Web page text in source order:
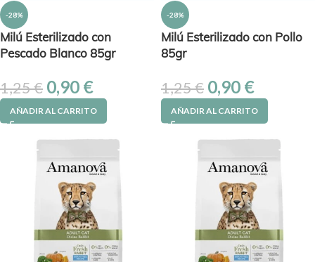
-28%
Milú Esterilizado con
Pescado Blanco 85gr
1,25€ 0,90 €
AÑADIR AL CARRITO
-28%
Milú Esterilizado con Pollo
85gr
1,25€ 0,90 €
AÑADIR AL CARRITO